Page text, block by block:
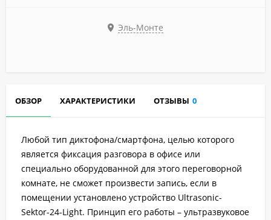
Эль-Монте
ОБЗОР ХАРАКТЕРИСТИКИ ОТЗЫВЫ 0
Любой тип диктофона/смартфона, целью которого
является фиксация разговора в офисе или
специально оборудованной для этого переговорной
комнате, не сможет произвести запись, если в
помещении установлено устройство Ultrasonic-
Sektor-24-Light. Принцип его работы – ультразвуковое